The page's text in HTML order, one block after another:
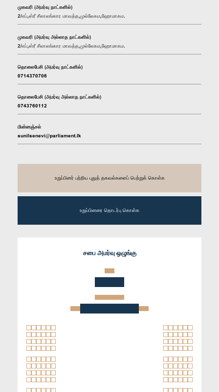
முகவரி (அமர்வு நாட்களில்)
2/எப்,ஸ்ரீ சீலாலங்கார மாவத்த,முல்லேகம,ஹோமாகம.
முகவரி (அமர்வு அல்லாத நாட்களில்)
2/எப்,ஸ்ரீ சீலாலங்கார மாவத்த,முல்லேகம,ஹோமாகம.
தொலைபேசி (அமர்வு நாட்களில்)
0714370706
தொலைபேசி (அமர்வு அல்லாத நாட்களில்)
0743760112
மின்னஞ்சல்
sunilsenevi@parliament.lk
உறுப்பினர் பற்றிய புதுத் தகவல்களைப் பெற்றுக் கொள்க
உறுப்பினரை தொடர்பு கொள்க
சபை அமர்வு ஒழுங்கு